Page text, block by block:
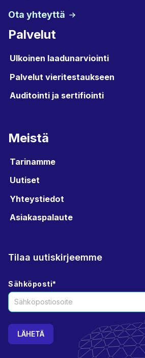
Ota yhteyttä
Palvelut
Ulkoinen laadunarviointi
Palvelut vieritestaukseen
Auditointi ja sertifiointi
Meistä
Tarinamme
Uutiset
Yhteystiedot
Asiakaspalaute
Tilaa uutiskirjeemme
Sähköposti*